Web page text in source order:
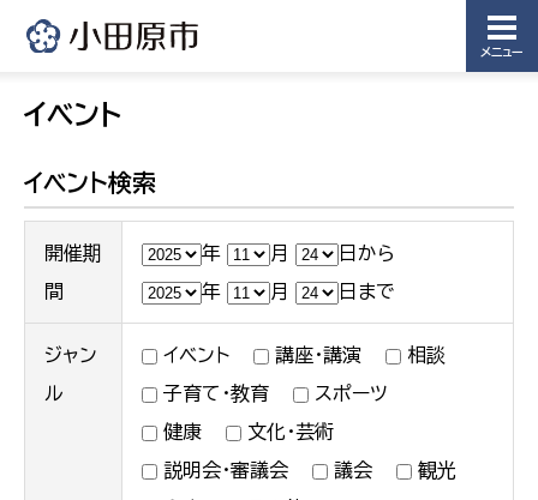
メニュー
イベント
イベント検索
開催期
間
年 月
日から
年
月 日まで
ジャン
ル
イベント 講座・講演
相談
子育て・教育
スポーツ
健康
文化・芸術
説明会・審議会
議会
観光